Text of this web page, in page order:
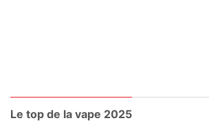
Le top de la vape 2025